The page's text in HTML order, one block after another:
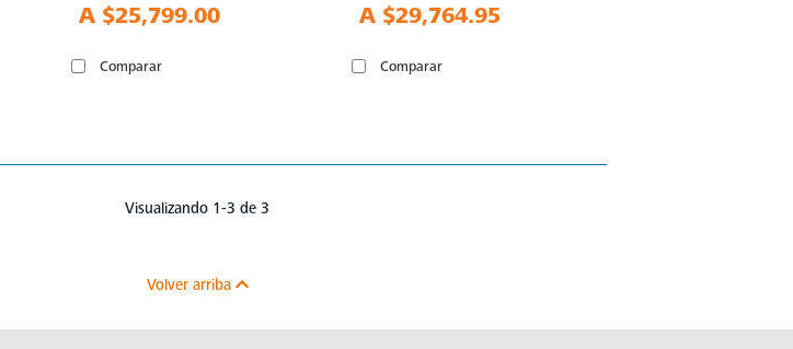
A $25,799.00
Comparar
A $29,764.95
Comparar
Visualizando 1-3 de 3
Volver arriba